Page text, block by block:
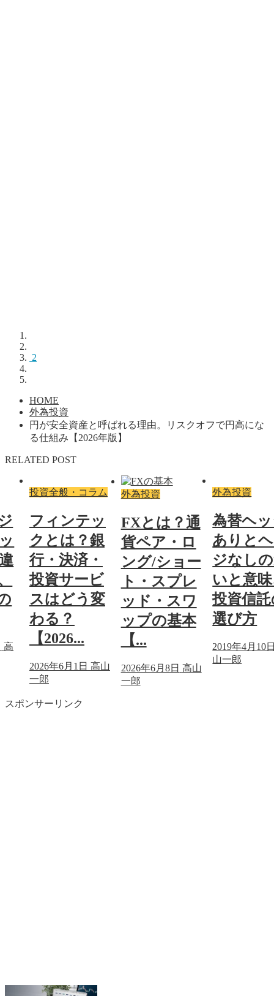
2
HOME
外為投資
円が安全資産と呼ばれる理由。リスクオフで円高にな
る仕組み【2026年版】
RELATED POST
高
投資全般・コラム
フィンテッ
クとは？銀
行・決済・
投資サービ
スはどう変
わる？
【2026...
2026年6月1日 高山
一郎
外為投資
FXとは？通
貨ペア・ロ
ング/ショー
ト・スプレ
ッド・スワ
ップの基本
【...
2026年6月8日 高山
一郎
外為投資
為替ヘ
ありと
ジなし
いと意
投資信
選び方
2019年4月10
山一郎
スポンサーリンク